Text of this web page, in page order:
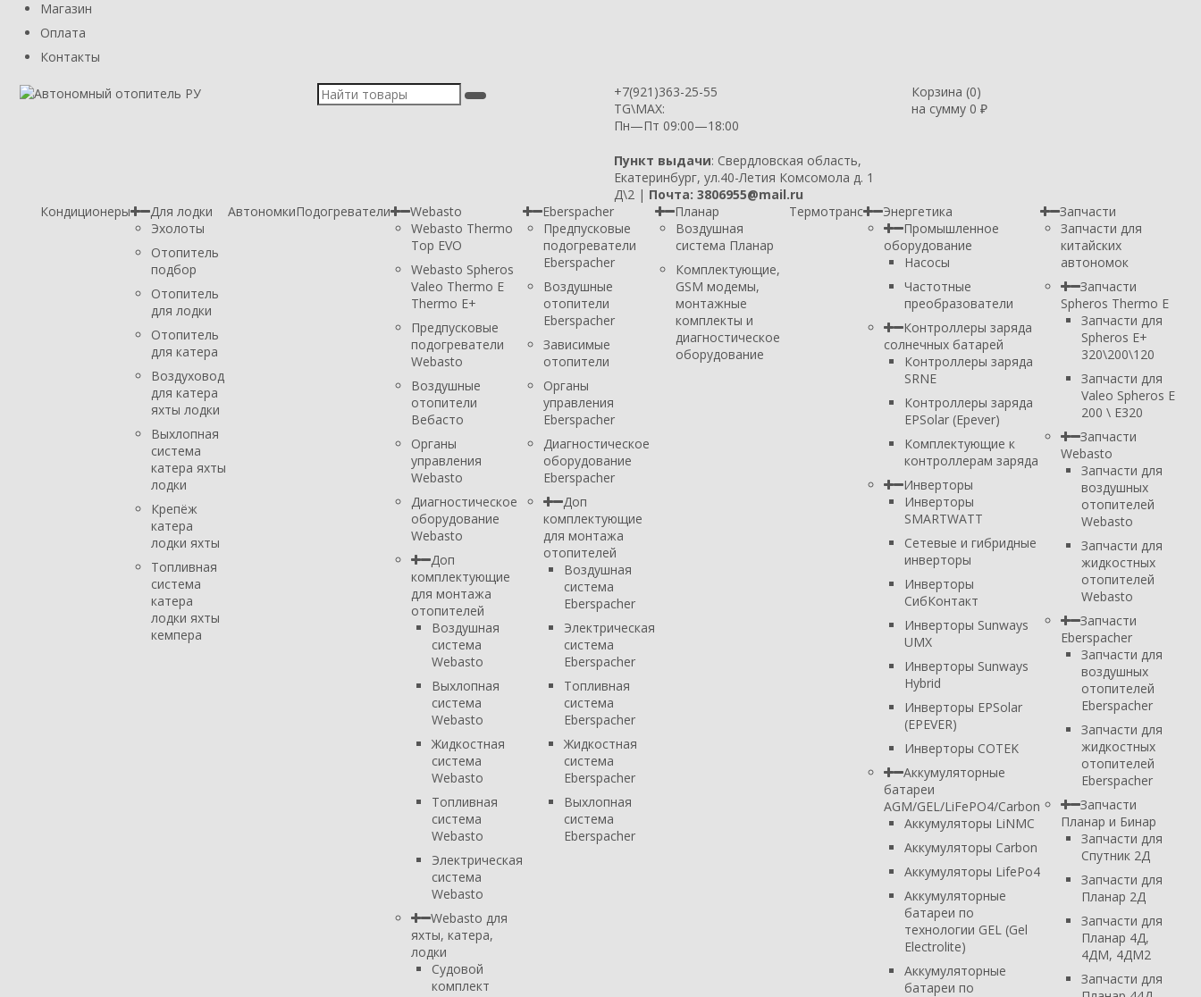
Магазин
Оплата
Контакты
+7(921)363-25-55
TG\MAX:
Пн—Пт 09:00—18:00
Пункт выдачи: Свердловская область,
Екатеринбург, ул.40-Летия Комсомола д. 1
Д\2 | Почта: 3806955@mail.ru
Корзина (0)
на сумму 0 ₽
Кондиционеры
Для лодки
Эхолоты
Отопитель
подбор
Отопитель
для лодки
Отопитель
для катера
Воздуховод
для катера
яхты лодки
Выхлопная
система
катера яхты
лодки
Крепёж
катера
лодки яхты
Топливная
система
катера
лодки яхты
кемпера
АвтономкиПодогреватели
Webasto
Webasto Thermo
Top EVO
Webasto Spheros
Valeo Thermo E
Thermo E+
Предпусковые
подогреватели
Webasto
Воздушные
отопители
Вебасто
Органы
управления
Webasto
Диагностическое
оборудование
Webasto
Доп
комплектующие
для монтажа
отопителей
Воздушная
система
Webasto
Выхлопная
система
Webasto
Жидкостная
система
Webasto
Топливная
система
Webasto
Электрическая
система
Webasto
Webasto для
яхты, катера,
лодки
Судовой
комплект
Eberspacher
Предпусковые
подогреватели
Eberspacher
Воздушные
отопители
Eberspacher
Зависимые
отопители
Органы
управления
Eberspacher
Диагностическое
оборудование
Eberspacher
Доп
комплектующие
для монтажа
отопителей
Воздушная
система
Eberspacher
Электрическая
система
Eberspacher
Топливная
система
Eberspacher
Жидкостная
система
Eberspacher
Выхлопная
система
Eberspacher
Планар
Воздушная
система Планар
Комплектующие,
GSM модемы,
монтажные
комплекты и
диагностическое
оборудование
Термотранс
Энергетика
Промышленное
оборудование
Насосы
Частотные
преобразователи
Контроллеры заряда
солнечных батарей
Контроллеры заряда
SRNE
Контроллеры заряда
EPSolar (Epever)
Комплектующие к
контроллерам заряда
Инверторы
Инверторы
SMARTWATT
Сетевые и гибридные
инверторы
Инверторы
СибКонтакт
Инверторы Sunways
UMX
Инверторы Sunways
Hybrid
Инверторы EPSolar
(EPEVER)
Инверторы COTEK
Аккумуляторные
батареи
AGM/GEL/LiFePO4/Carbon
Аккумуляторы LiNMC
Аккумуляторы Carbon
Аккумуляторы LifePo4
Аккумуляторные
батареи по
технологии GEL (Gel
Electrolite)
Аккумуляторные
батареи по
Запчасти
Запчасти для
китайских
автономок
Запчасти
Spheros Thermo E
Запчасти для
Spheros E+
320\200\120
Запчасти для
Valeo Spheros E
200 \ E320
Запчасти
Webasto
Запчасти для
воздушных
отопителей
Webasto
Запчасти для
жидкостных
отопителей
Webasto
Запчасти
Eberspacher
Запчасти для
воздушных
отопителей
Eberspacher
Запчасти для
жидкостных
отопителей
Eberspacher
Запчасти
Планар и Бинар
Запчасти для
Спутник 2Д
Запчасти для
Планар 2Д
Запчасти для
Планар 4Д,
4ДМ, 4ДМ2
Запчасти для